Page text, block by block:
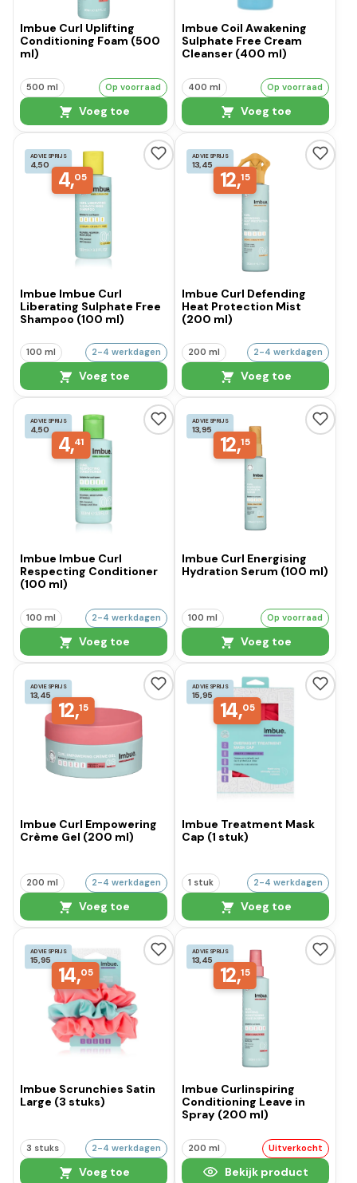
Imbue Curl Uplifting
Conditioning Foam (500
ml)
500 ml Op voorraad
Voeg toe
Imbue Coil Awakening
Sulphate Free Cream
Cleanser (400 ml)
400 ml Op voorraad
Voeg toe
ADVIESPRIJS
4,50
4,05
Imbue Imbue Curl
Liberating Sulphate Free
Shampoo (100 ml)
100 ml 2-4 werkdagen
Voeg toe
ADVIESPRIJS
13,45
12,15
Imbue Curl Defending
Heat Protection Mist
(200 ml)
200 ml 2-4 werkdagen
Voeg toe
ADVIESPRIJS
4,50
4,41
Imbue Imbue Curl
Respecting Conditioner
(100 ml)
100 ml 2-4 werkdagen
Voeg toe
ADVIESPRIJS
13,95
12,15
Imbue Curl Energising
Hydration Serum (100 ml)
100 ml Op voorraad
Voeg toe
ADVIESPRIJS
13,45
12,15
Imbue Curl Empowering
Crème Gel (200 ml)
200 ml 2-4 werkdagen
Voeg toe
ADVIESPRIJS
15,95
14,05
Imbue Treatment Mask
Cap (1 stuk)
1 stuk 2-4 werkdagen
Voeg toe
ADVIESPRIJS
15,95
14,05
Imbue Scrunchies Satin
Large (3 stuks)
3 stuks 2-4 werkdagen
Voeg toe
ADVIESPRIJS
13,45
12,15
Imbue Curlinspiring
Conditioning Leave in
Spray (200 ml)
200 ml Uitverkocht
Bekijk product